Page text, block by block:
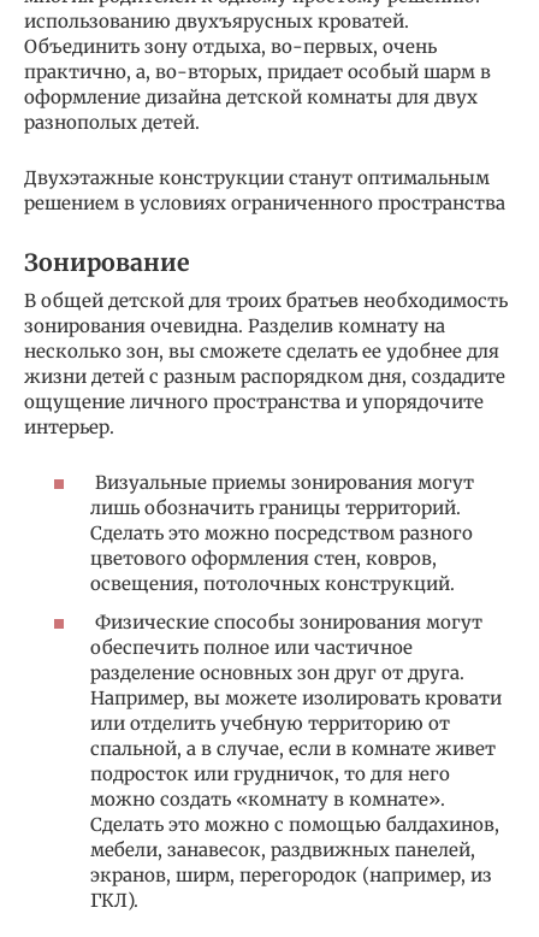
использованию двухъярусных кроватей.
Объединить зону отдыха, во-первых, очень
практично, а, во-вторых, придает особый шарм в
оформление дизайна детской комнаты для двух
разнополых детей.
Двухэтажные конструкции станут оптимальным
решением в условиях ограниченного пространства
Зонирование
В общей детской для троих братьев необходимость
зонирования очевидна. Разделив комнату на
несколько зон, вы сможете сделать ее удобнее для
жизни детей с разным распорядком дня, создадите
ощущение личного пространства и упорядочите
интерьер.
Визуальные приемы зонирования могут
лишь обозначить границы территорий.
Сделать это можно посредством разного
цветового оформления стен, ковров,
освещения, потолочных конструкций.
Физические способы зонирования могут
обеспечить полное или частичное
разделение основных зон друг от друга.
Например, вы можете изолировать кровати
или отделить учебную территорию от
спальной, а в случае, если в комнате живет
подросток или грудничок, то для него
можно создать «комнату в комнате».
Сделать это можно с помощью балдахинов,
мебели, занавесок, раздвижных панелей,
экранов, ширм, перегородок (например, из
ГКЛ).